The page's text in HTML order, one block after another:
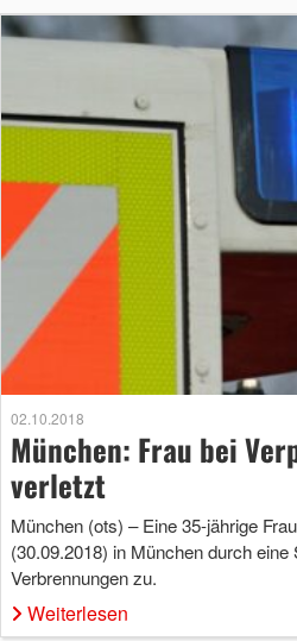
02.10.2018
München: Frau bei
verletzt
München (ots) – Eine 35-jährige
(30.09.2018) in München durch
Verbrennungen zu.
Weiterlesen